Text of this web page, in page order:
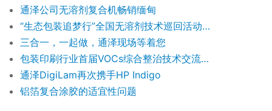
通泽公司无溶剂复合机畅销缅甸
“生态包装追梦行”全国无溶剂技术巡回活动正式启动
三合一，一起做，通泽现场等着您
包装印刷行业首届VOCs综合整治技术交流会暨第九届无溶剂复合技术现场演示交流会成功举办
通泽DigiLam再次携手HP Indigo
铝箔复合涂胶的适宜性问题